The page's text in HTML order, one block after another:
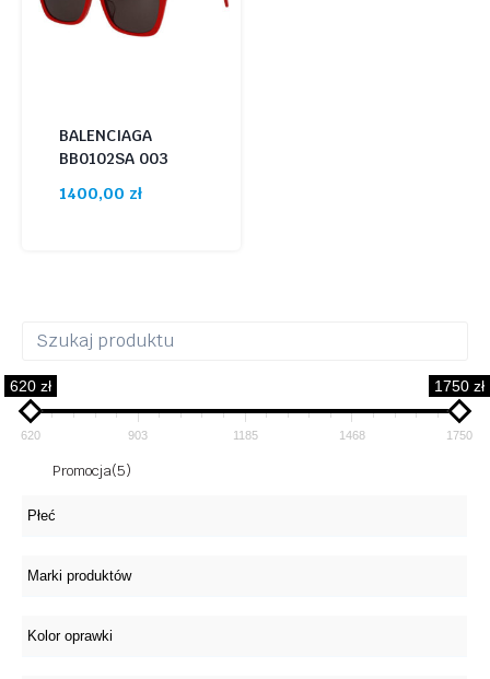
BALENCIAGA
BB0102SA 003
1400,00 zł
620 zł 1750 zł
620 903 1185 1468 1750
Promocja(5)